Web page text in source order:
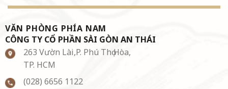
VĂN PHÒNG PHÍA NAM
CÔNG TY CỔ PHẦN SÀI GÒN AN THÁI
263 Vườn Lài,P. Phú Thọ Hòa,
TP. HCM
(028) 6656 1122